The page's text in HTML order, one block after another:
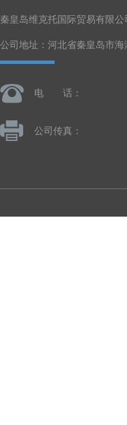
秦皇岛维克托国际贸易有限公
公司地址：河北省秦皇岛市
电 话：
公司传真：